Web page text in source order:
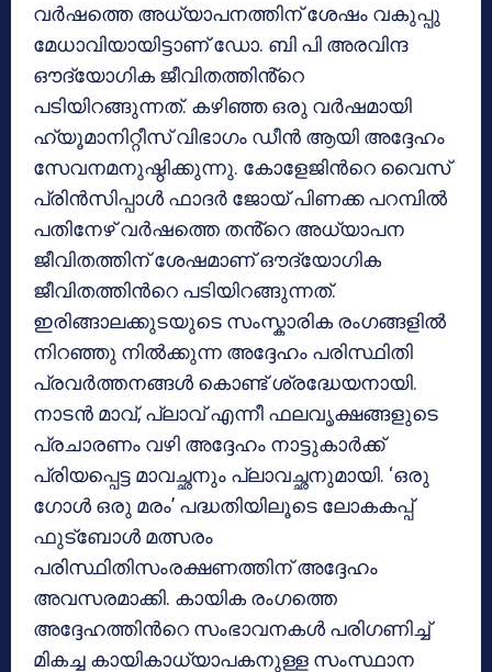
വർഷത്തെ അധ്യാപനത്തിന് ശേഷം വകുപ്പു
മേധാവിയായിട്ടാണ് ഡോ. ബി പി അരവിന്ദ
ഔദ്യോഗിക ജീവിതത്തിൻ്റെ
പടിയിറങ്ങുന്നത്. കഴിഞ്ഞ ഒരു വർഷമായി
ഹ്യൂമാനിറ്റീസ് വിഭാഗം ഡീൻ ആയി അദ്ദേഹം
സേവനമനുഷ്ഠിക്കുന്നു. കോളേജിൻറെ വൈസ്
പ്രിൻസിപ്പാൾ ഫാദർ ജോയ് പിണക്ക പറമ്പിൽ
പതിനേഴ് വർഷത്തെ തൻ്റെ അധ്യാപന
ജീവിതത്തിന് ശേഷമാണ് ഔദ്യോഗിക
ജീവിതത്തിൻറെ പടിയിറങ്ങുന്നത്.
ഇരിങ്ങാലക്കുടയുടെ സംസ്കാരിക രംഗങ്ങളിൽ
നിറഞ്ഞു നിൽക്കുന്ന അദ്ദേഹം പരിസ്ഥിതി
പ്രവർത്തനങ്ങൾ കൊണ്ട് ശ്രദ്ധേയനായി.
നാടൻ മാവ്, പ്ലാവ് എന്നീ ഫലവൃക്ഷങ്ങളുടെ
പ്രചാരണം വഴി അദ്ദേഹം നാട്ടുകാർക്ക്
പ്രിയപ്പെട്ട മാവച്ഛനും പ്ലാവച്ഛനുമായി. ‘ഒരു
ഗോൾ ഒരു മരം’ പദ്ധതിയിലൂടെ ലോകകപ്പ്
ഫുട്ബോൾ മത്സരം
പരിസ്ഥിതിസംരക്ഷണത്തിന് അദ്ദേഹം
അവസരമാക്കി. കായിക രംഗത്തെ
അദ്ദേഹത്തിൻറെ സംഭാവനകൾ പരിഗണിച്ച്
മികച്ച കായികാധ്യാപകനുള്ള സംസ്ഥാന